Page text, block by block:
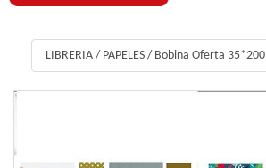
LIBRERIA / PAPELES / Bobina Oferta 35*200